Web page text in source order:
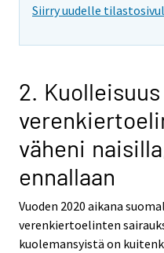
Siirry uudelle
2. Kuolleisuus
väheni
ennallaan
Vuoden 2020 aikana
verenkiertoelinten
kuolemansyistä on